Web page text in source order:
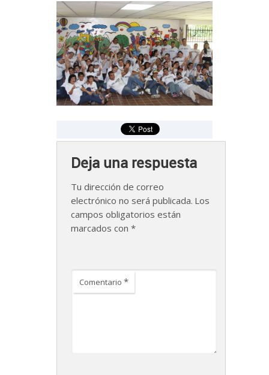
Deja una respuesta
Tu dirección de correo
electrónico no será publicada. Los
campos obligatorios están
marcados con *
Comentario *